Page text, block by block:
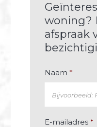
woning?
afspraak
Naam *
E-mailadres *